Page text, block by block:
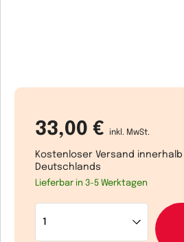
33,00 € inkl. MwSt.
Kostenloser Versand innerhalb
Deutschlands
Lieferbar in 3-5 Werktagen